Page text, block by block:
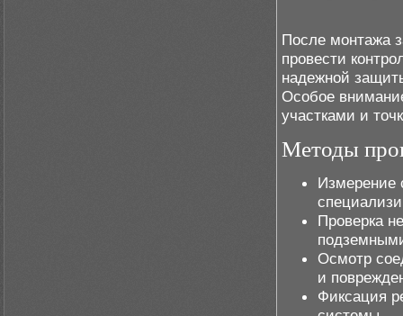
После монтажа
провести
надежной
Особое
участками и
Методы
Измерение
Проверка
Осмотр
и
Фиксация